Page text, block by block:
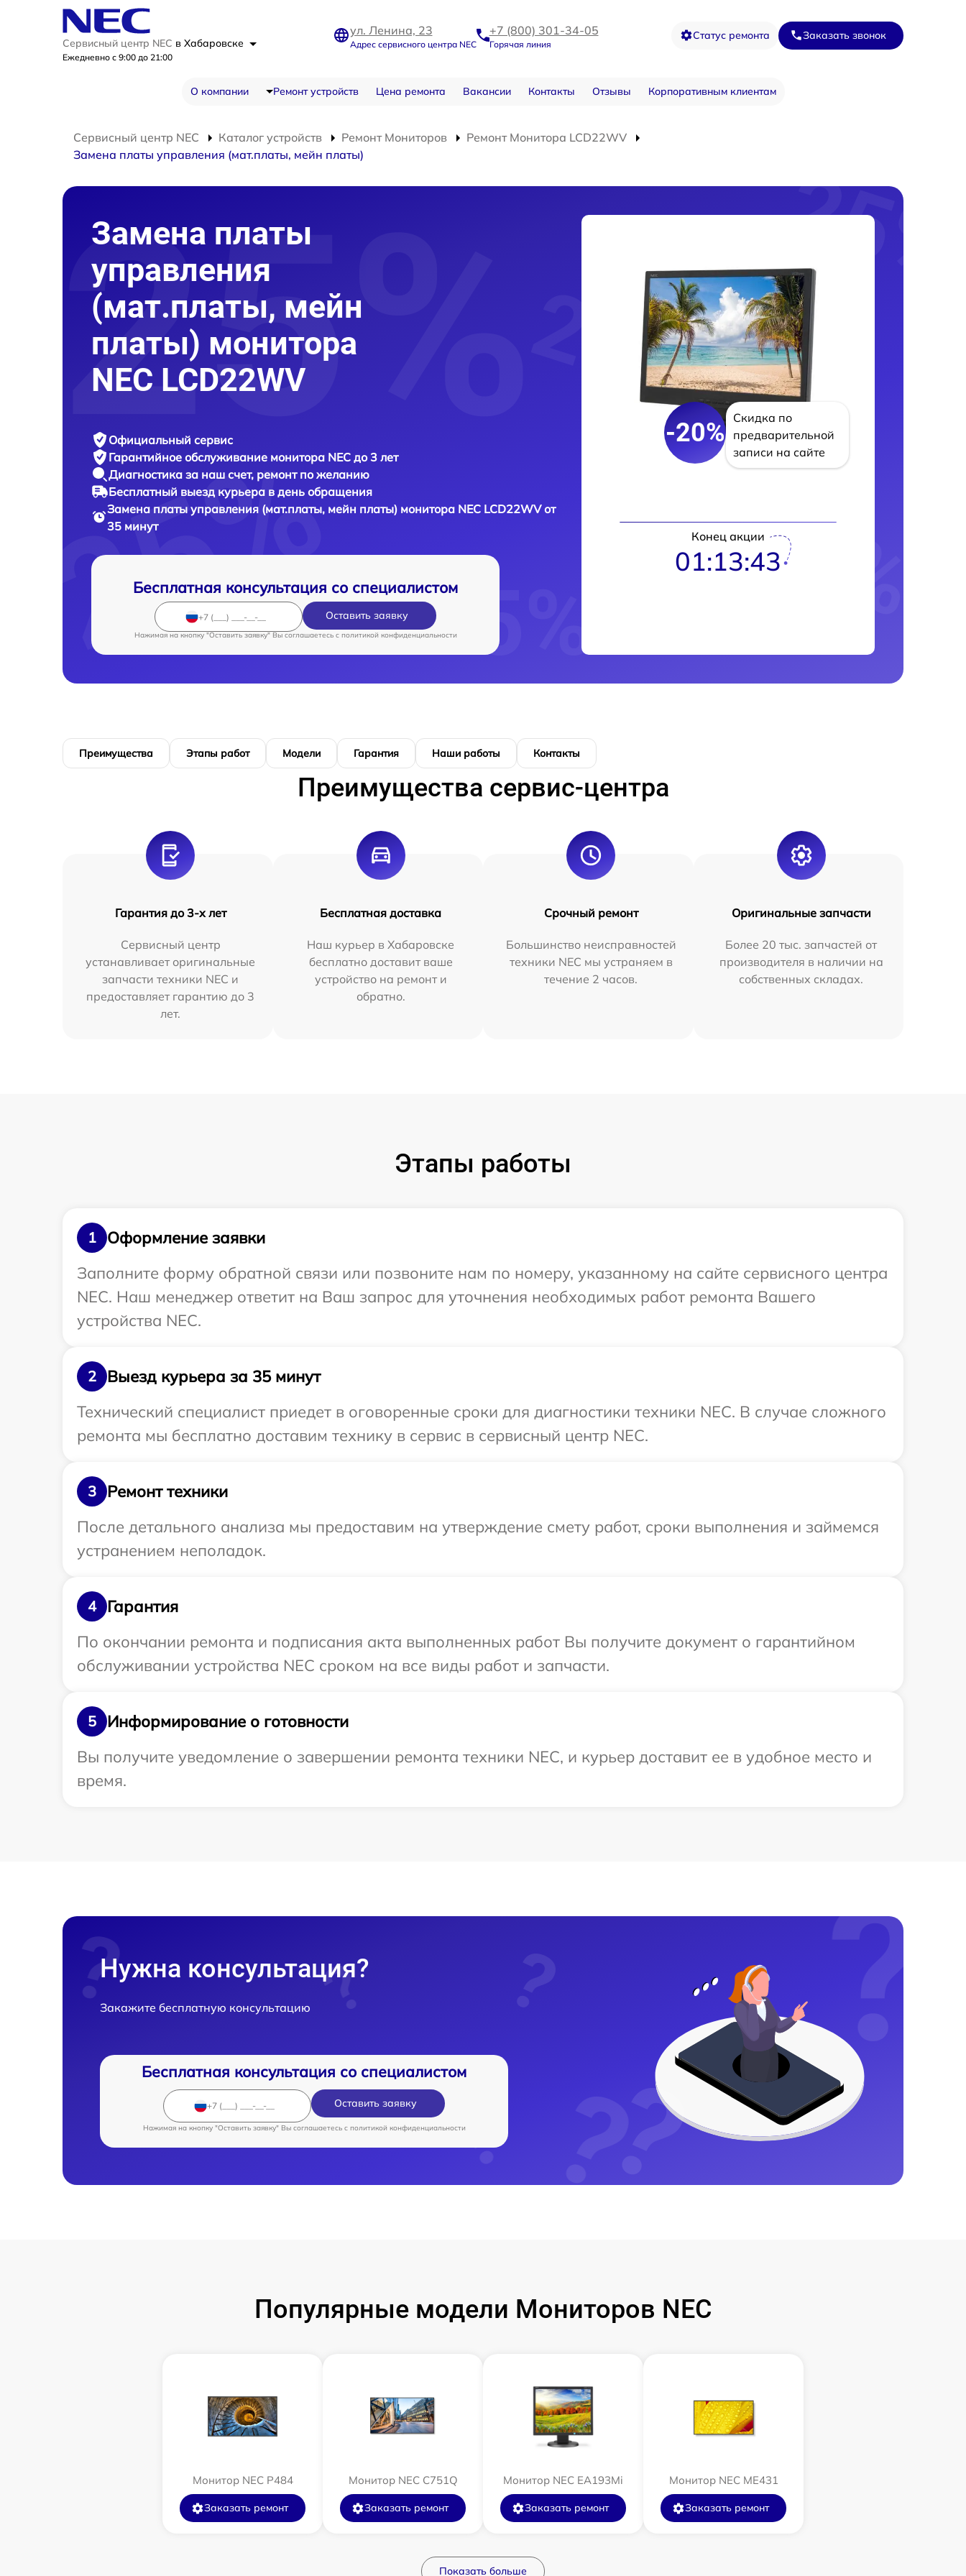
Сервисный центр NEC в Хабаровске
Ежедневно с 9:00 до 21:00
ул. Ленина, 23
Адрес сервисного центра NEC
+7 (800) 301-34-05
Горячая линия
Статус ремонта Заказать звонок
О компании Ремонт устройств Цена ремонта Вакансии Контакты Отзывы Корпоративным клиентам
Сервисный центр NEC Каталог устройств Ремонт Мониторов
Ремонт Монитора LCD22WV
Замена платы управления (мат.платы, мейн платы)
Замена платы
управления
(мат.платы, мейн
платы) монитора
NEC LCD22WV
Официальный сервис
Гарантийное обслуживание монитора NEC до 3 лет
Диагностика за наш счет, ремонт по желанию
Бесплатный выезд курьера в день обращения
Замена платы управления (мат.платы, мейн платы) монитора NEC LCD22WV от
35 минут
Бесплатная консультация со специалистом
Оставить заявку
Нажимая на кнопку "Оставить заявку" Вы соглашаетесь c политикой конфиденциальности
-20%
Скидка по
предварительной
записи на сайте
Конец акции
01:13:42
Преимущества Этапы работ Модели Гарантия Наши работы Контакты
Преимущества сервис-центра
Гарантия до 3-х лет
Сервисный центр
устанавливает оригинальные
запчасти техники NEC и
предоставляет гарантию до 3
лет.
Бесплатная доставка
Наш курьер в Хабаровске
бесплатно доставит ваше
устройство на ремонт и
обратно.
Срочный ремонт
Большинство неисправностей
техники NEC мы устраняем в
течение 2 часов.
Оригинальные запчасти
Более 20 тыс. запчастей от
производителя в наличии на
собственных складах.
Этапы работы
1
Оформление заявки
Заполните форму обратной связи или позвоните нам по номеру, указанному на сайте сервисного центра
NEC. Наш менеджер ответит на Ваш запрос для уточнения необходимых работ ремонта Вашего
устройства NEC.
2
Выезд курьера за 35 минут
Технический специалист приедет в оговоренные сроки для диагностики техники NEC. В случае сложного
ремонта мы бесплатно доставим технику в сервис в сервисный центр NEC.
3
Ремонт техники
После детального анализа мы предоставим на утверждение смету работ, сроки выполнения и займемся
устранением неполадок.
4
Гарантия
По окончании ремонта и подписания акта выполненных работ Вы получите документ о гарантийном
обслуживании устройства NEC сроком на все виды работ и запчасти.
5
Информирование о готовности
Вы получите уведомление о завершении ремонта техники NEC, и курьер доставит ее в удобное место и
время.
Нужна консультация?
Закажите бесплатную консультацию
Бесплатная консультация со специалистом
Оставить заявку
Нажимая на кнопку "Оставить заявку" Вы соглашаетесь c политикой конфиденциальности
Популярные модели Мониторов NEC
Монитор NEC P484
Заказать ремонт
Монитор NEC C751Q
Заказать ремонт
Монитор NEC EA193Mi
Заказать ремонт
Монитор NEC ME431
Заказать ремонт
Показать больше